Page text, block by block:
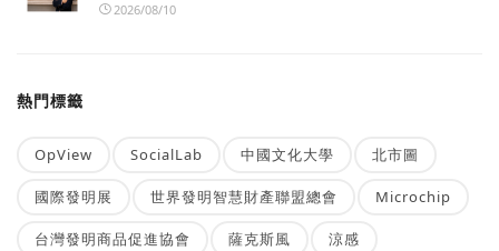
2026/08/10
熱門標籤
OpView SocialLab 中國文化大學 北市圖
國際發明展 世界發明智慧財產聯盟總會 Microchip
台灣發明商品促進協會 薩克斯風 涼感